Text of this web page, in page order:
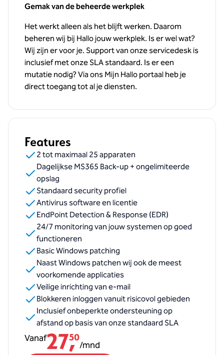
Gemak van de beheerde werkplek
Het werkt alleen als het blijft werken. Daarom
beheren wij bij Hallo jouw werkplek. Is er wel wat?
Wij zijn er voor je. Support van onze servicedesk is
inclusief met onze SLA standaard. Is er een
mutatie nodig? Via ons Mijn Hallo portaal heb je
direct toegang tot al je diensten.
Features
2 tot maximaal 25 apparaten
Dagelijkse MS365 Back-up + ongelimiteerde
opslag
Standaard security profiel
Antivirus software en licentie
EndPoint Detection & Response (EDR)
24/7 monitoring van jouw systemen op goed
functioneren
Basic Windows patching
Naast Windows patchen wij ook de meest
voorkomende applicaties
Veilige inrichting van e-mail
Blokkeren inloggen vanuit risicovol gebieden
Inclusief onbeperkte ondersteuning op
afstand op basis van onze standaard SLA
Vanaf27,
50
/mnd